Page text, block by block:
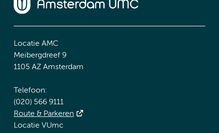
Locatie AMC
Meibergdreef 9
1105 AZ Amsterdam
Telefoon:
(020) 566 9111
Route & Parkeren
Locatie VUmc